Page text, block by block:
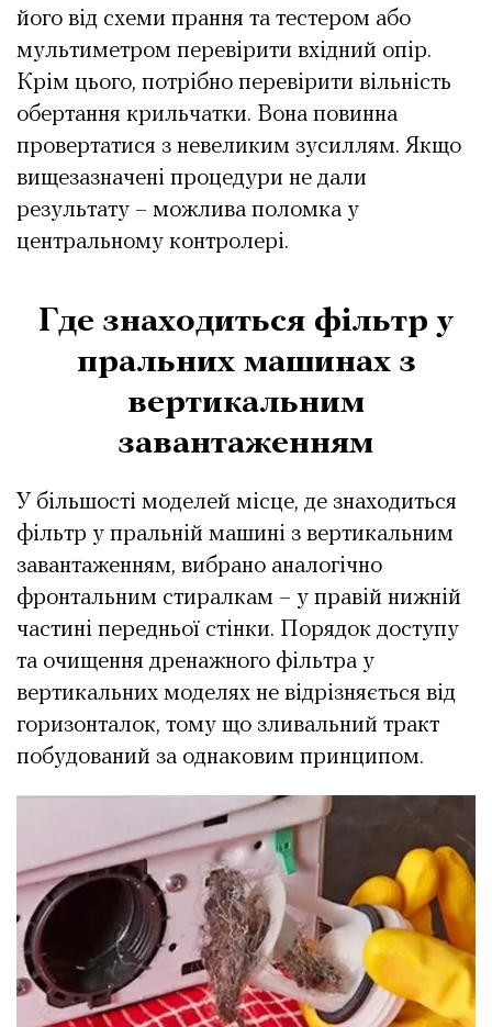
його від схеми прання та тестером або
мультиметром перевірити вхідний опір.
Крім цього, потрібно перевірити вільність
обертання крильчатки. Вона повинна
провертатися з невеликим зусиллям. Якщо
вищезазначені процедури не дали
результату – можлива поломка у
центральному контролері.
Где знаходиться фільтр у
пральних машинах з
вертикальним
завантаженням
У більшості моделей місце, де знаходиться
фільтр у пральній машині з вертикальним
завантаженням, вибрано аналогічно
фронтальним стиралкам – у правій нижній
частині передньої стінки. Порядок доступу
та очищення дренажного фільтра у
вертикальних моделях не відрізняється від
горизонталок, тому що зливальний тракт
побудований за однаковим принципом.